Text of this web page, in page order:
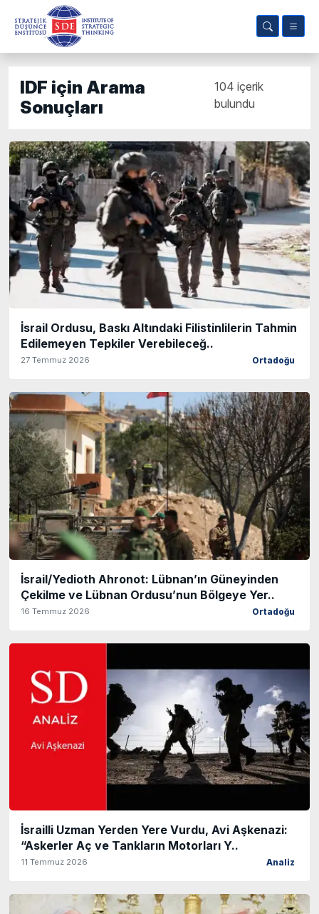
IDF için Arama
Sonuçları
104 içerik
bulundu
İsrail Ordusu, Baskı Altındaki Filistinlilerin Tahmin
Edilemeyen Tepkiler Verebileceğ..
27 Temmuz 2026 Ortadoğu
İsrail/Yedioth Ahronot: Lübnan’ın Güneyinden
Çekilme ve Lübnan Ordusu’nun Bölgeye Yer..
16 Temmuz 2026 Ortadoğu
İsrailli Uzman Yerden Yere Vurdu, Avi Aşkenazi:
“Askerler Aç ve Tankların Motorları Y..
11 Temmuz 2026 Analiz